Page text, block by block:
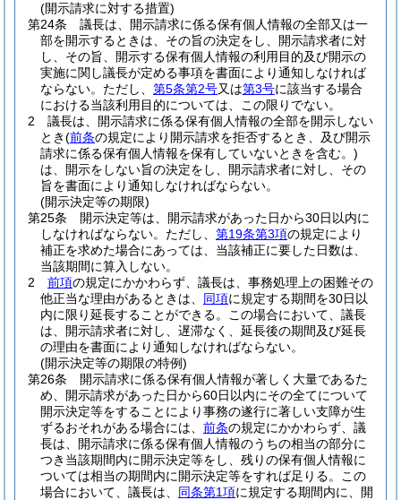
(開示請求に対する措置)
第24条
議長は、開示請求に係る保有個人情報の全部又は一
部を開示するときは、その旨の決定をし、開示請求者に対
し、その旨、開示する保有個人情報の利用目的及び開示の
実施に関し議長が定める事項を書面により通知しなければ
ならない。 ただし、 第5条第2号又は第3号に該当する場合
における当該利用目的については、この限りでない。
2
議長は、開示請求に係る保有個人情報の全部を開示しない
とき(前条の規定により開示請求を拒否するとき、及び開示
請求に係る保有個人情報を保有していないときを含む。)
は、開示をしない旨の決定をし、開示請求者に対し、その
旨を書面により通知しなければならない。
(開示決定等の期限)
第25条
開示決定等は、開示請求があった日から30日以内に
しなければならない。 ただし、 第19条第3項の規定により
補正を求めた場合にあっては、当該補正に要した日数は、
当該期間に算入しない。
2
前項の規定にかかわらず、議長は、事務処理上の困難その
他正当な理由があるときは、 同項に規定する期間を30日以
内に限り延長することができる。
この場合において、議長
は、開示請求者に対し、遅滞なく、延長後の期間及び延長
の理由を書面により通知しなければならない。
(開示決定等の期限の特例)
第26条
開示請求に係る保有個人情報が著しく大量であるた
め、開示請求があった日から60日以内にその全てについて
開示決定等をすることにより事務の遂行に著しい支障が生
ずるおそれがある場合には、 前条の規定にかかわらず、議
長は、開示請求に係る保有個人情報のうちの相当の部分に
つき当該期間内に開示決定等をし、残りの保有個人情報に
ついては相当の期間内に開示決定等をすれば足りる。
この
場合において、議長は、 同条第1項に規定する期間内に、開